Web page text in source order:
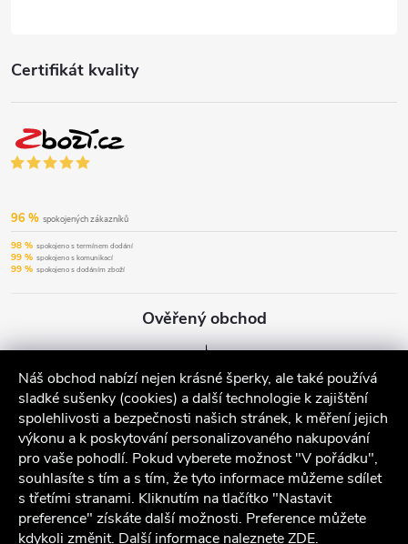
Náš obchod nabízí nejen krásné šperky, ale také používá
sladké sušenky (cookies) a další technologie k zajištění
spolehlivosti a bezpečnosti našich stránek, k měření jejich
výkonu a k poskytování personalizovaného nakupování
pro vaše pohodlí. Pokud vyberete možnost "V pořádku",
souhlasíte s tím a s tím, že tyto informace můžeme sdílet
s třetími stranami. Kliknutím na tlačítko "Nastavit
preference" získáte další možnosti. Preference můžete
kdykoli změnit. Další informace nalezneteZDE.
Certifikát kvality
96 % spokojených zákazníků
98 % spokojeno s termínem dodání
99 % spokojeno s komunikací
99 % spokojeno s dodáním zboží
Ověřený obchod